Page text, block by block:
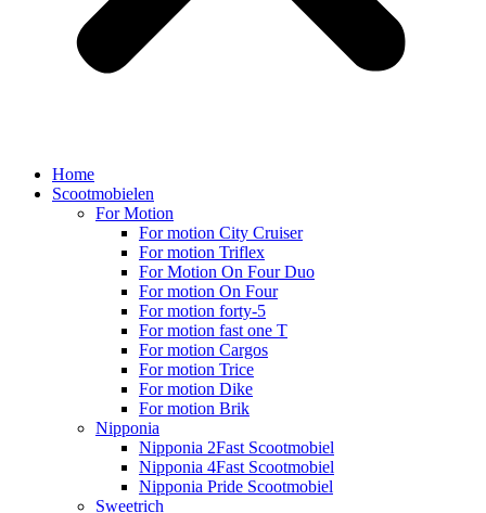
Home
Scootmobielen
For Motion
For motion City Cruiser
For motion Triflex
For Motion On Four Duo
For motion On Four
For motion forty-5
For motion fast one T
For motion Cargos
For motion Trice
For motion Dike
For motion Brik
Nipponia
Nipponia 2Fast Scootmobiel
Nipponia 4Fast Scootmobiel
Nipponia Pride Scootmobiel
Sweetrich